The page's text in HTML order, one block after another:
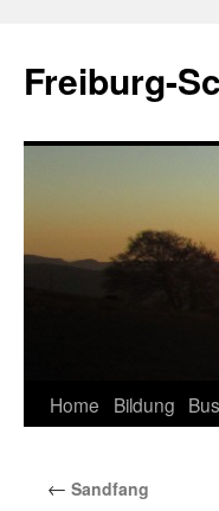
springen
Freiburg-
Home Bildung
← Sandfang